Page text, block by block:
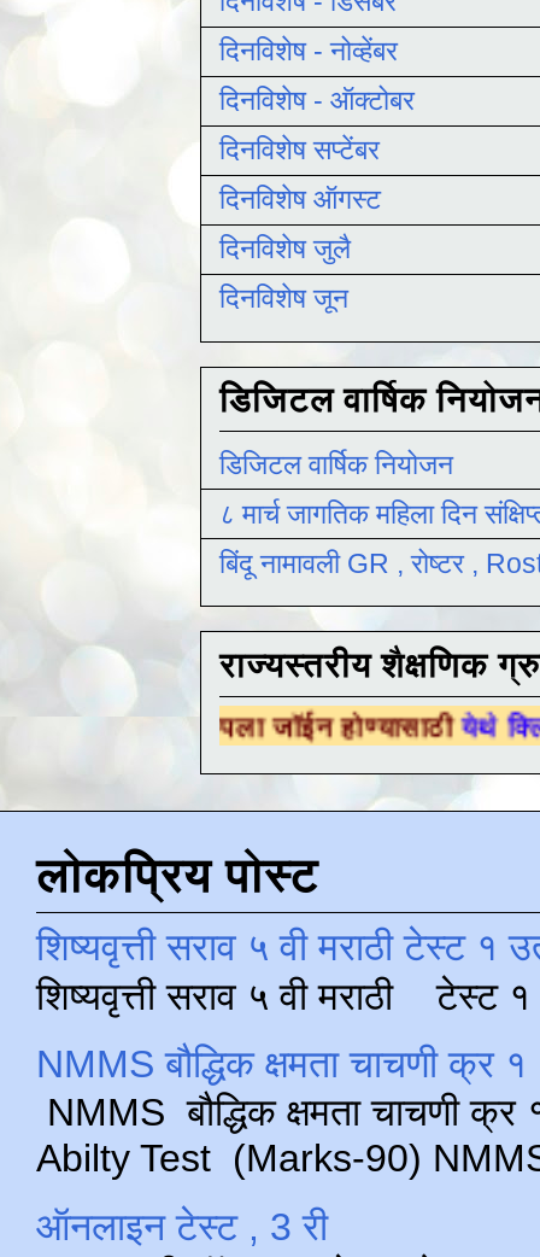
दिनविशेष - नोव्हेंबर
दिनविशेष - ऑक्टोबर
दिनविशेष सप्टेंबर
दिनविशेष ऑगस्ट
दिनविशेष जुलै
दिनविशेष जून
डिजिटल वार्षिक
डिजिटल वार्षिक नियोजन
८ मार्च जागतिक महिला दिन
बिंदू नामावली GR , रोष्टर ,
राज्यस्तरीय शैक्षणिक
ग्रुपला जॉईन होण्यासाठीयेथे क्लिक करा .
लोकप्रिय पोस्ट
शिष्यवृत्ती सराव ५ वी मराठी टेस्ट १
शिष्यवृत्ती सराव ५ वी मराठी टेस्ट
NMMS बौद्धिक क्षमता चाचणी क्र
NMMS बौद्धिक क्षमता चाचणी
Abilty Test (Marks-90) NMMS
ऑनलाइन टेस्ट , 3 री